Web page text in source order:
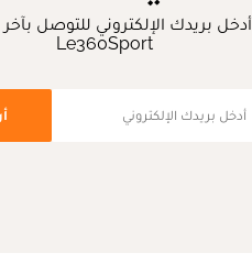
أدخل بريدك الإلكتروني للتوصل بآخر
Le360Sport